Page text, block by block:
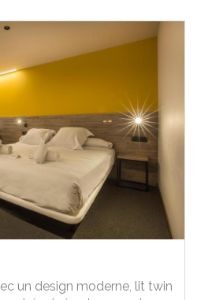
un design moderne, lit twin